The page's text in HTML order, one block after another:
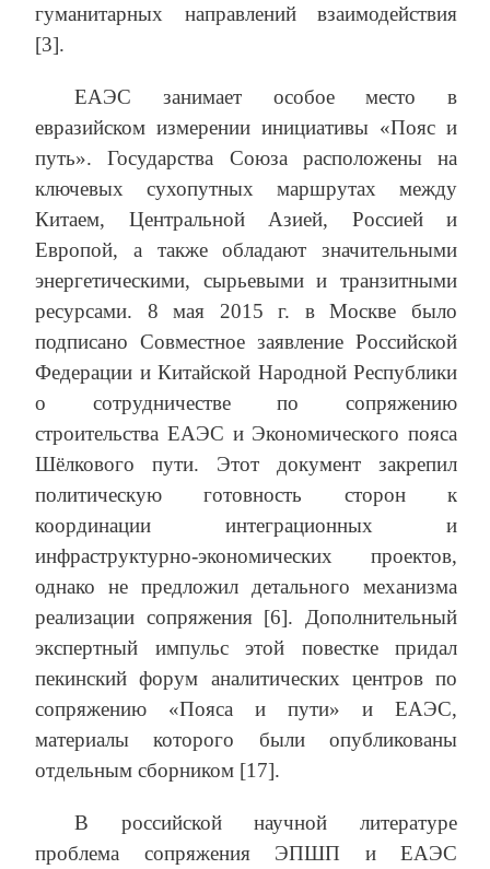
гуманитарных направлений взаимодействия
[3].
ЕАЭС занимает особое место в
евразийском измерении инициативы «Пояс и
путь». Государства Союза расположены на
ключевых сухопутных маршрутах между
Китаем, Центральной Азией, Россией и
Европой, а также обладают значительными
энергетическими, сырьевыми и транзитными
ресурсами. 8 мая 2015 г. в Москве было
подписано Совместное заявление Российской
Федерации и Китайской Народной Республики
о сотрудничестве по сопряжению
строительства ЕАЭС и Экономического пояса
Шёлкового пути. Этот документ закрепил
политическую готовность сторон к
координации интеграционных и
инфраструктурно-экономических проектов,
однако не предложил детального механизма
реализации сопряжения [6]. Дополнительный
экспертный импульс этой повестке придал
пекинский форум аналитических центров по
сопряжению «Пояса и пути» и ЕАЭС,
материалы которого были опубликованы
отдельным сборником [17].
В российской научной литературе
проблема сопряжения ЭПШП и ЕАЭС